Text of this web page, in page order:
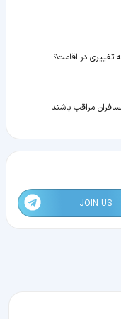
تغییری در اقامت؟
مراقب باشند
JOIN US